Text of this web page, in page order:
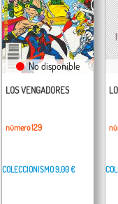
No disponible
LOS VENGADORES
número 129
COLECCIONISMO9,00 €